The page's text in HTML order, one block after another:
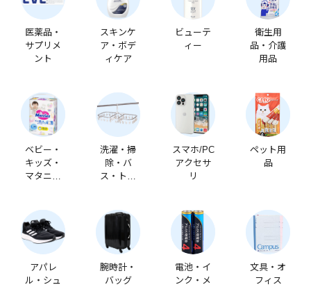
医薬品・
サプリメ
ント
スキンケ
ア・ボデ
ィケア
ビューテ
ィー
衛生用
品・介護
用品
ベビー・
キッズ・
マタニテ
洗濯・掃
除・バ
ス・トイ
スマホ/PC
アクセサ
リ
ペット用
品
アパレ
ル・シュ
腕時計・
バッグ
電池・イ
ンク・メ
文具・オ
フィス